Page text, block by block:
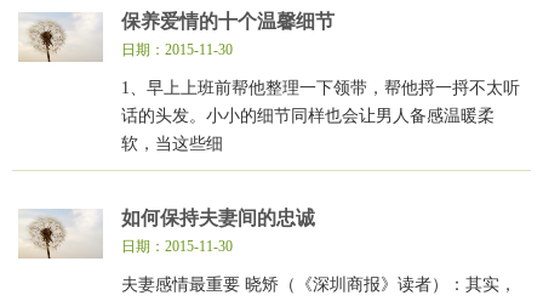
保养爱情的十个温馨细节
日期：2015-11-30
1、早上上班前帮他整理一下领带，帮他捋一捋不太听
话的头发。小小的细节同样也会让男人备感温暖柔
软，当这些细
如何保持夫妻间的忠诚
日期：2015-11-30
夫妻感情最重要 晓矫（《深圳商报》读者）：其实，